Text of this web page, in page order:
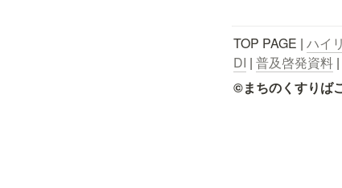
TOP PAGE | ハイ
DI | 普及啓発資料 |
©まちのくすりば